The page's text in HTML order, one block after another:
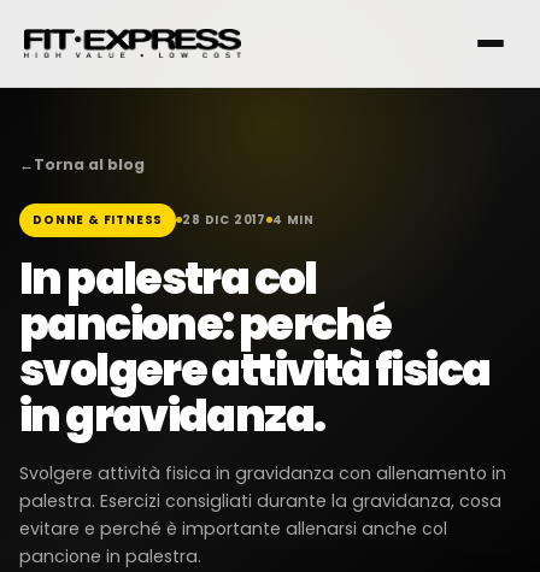
FRANCHISING
SERVIZI
I NOSTRI CLUB
CONTATTI
←Torna al blog
DONNE & FITNESS 28 DIC 2017 4 MIN
In palestra col
pancione: perché
svolgere attività fisica
in gravidanza.
Svolgere attività fisica in gravidanza con allenamento in
palestra. Esercizi consigliati durante la gravidanza, cosa
evitare e perché è importante allenarsi anche col
pancione in palestra.